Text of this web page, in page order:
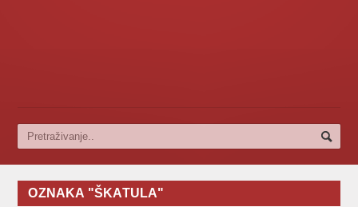
OZNAKA "ŠKATULA"